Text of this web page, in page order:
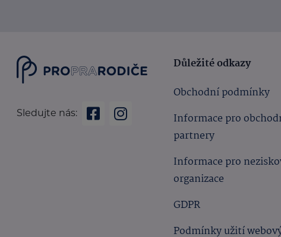
Sledujte nás:
Důležité odkazy
Obchodní podmínky
Informace pro
partnery
Informace pro
organizace
GDPR
Podmínky užití